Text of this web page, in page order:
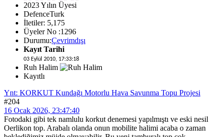
2023 Yılın Üyesi
DefenceTurk
İletiler: 5,175
Üyeler No :1296
Durumu:Çevrimdışı
Kayıt Tarihi
03 Eylül 2010, 17:33:18
Ruh Halim
Kayıtlı
Ynt: KORKUT Kundağı Motorlu Hava Savunma Topu Projesi
#204
16 Ocak 2026, 23:47:40
Fotodaki gibi tek namlulu korkut denemesi yapılmıştı ve eski nesil
Oerlikon top. Arabalı olanda onun mobilite halimi acaba o zaman